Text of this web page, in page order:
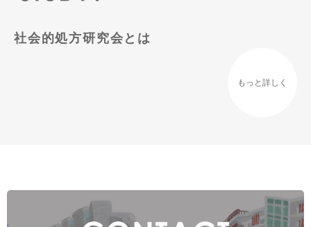
社会的処方研究会とは
もっと詳しく